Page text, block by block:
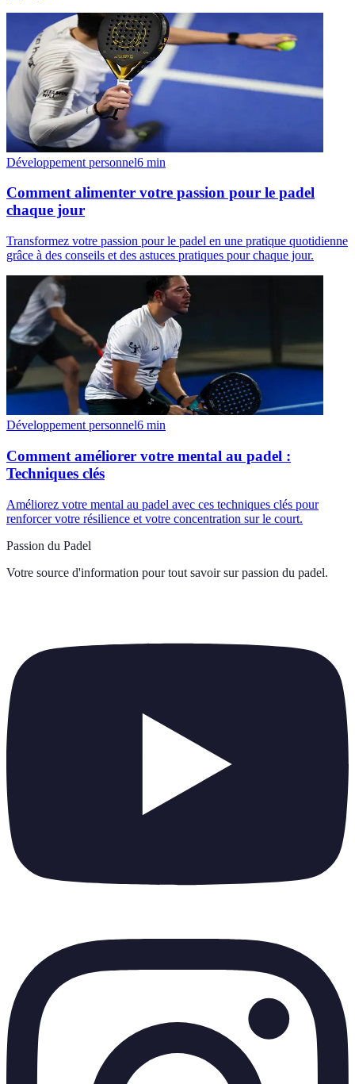
Développement personnel6 min
Comment alimenter votre passion pour le padel
chaque jour
Transformez votre passion pour le padel en une pratique quotidienne
grâce à des conseils et des astuces pratiques pour chaque jour.
Développement personnel6 min
Comment améliorer votre mental au padel :
Techniques clés
Améliorez votre mental au padel avec ces techniques clés pour
renforcer votre résilience et votre concentration sur le court.
Passion du Padel
Votre source d'information pour tout savoir sur passion du padel.